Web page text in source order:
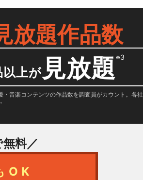
放題作品数
以上が 見放題※3
音楽コンテンツの作品数を調査員がカウント。各社
無料／
OK